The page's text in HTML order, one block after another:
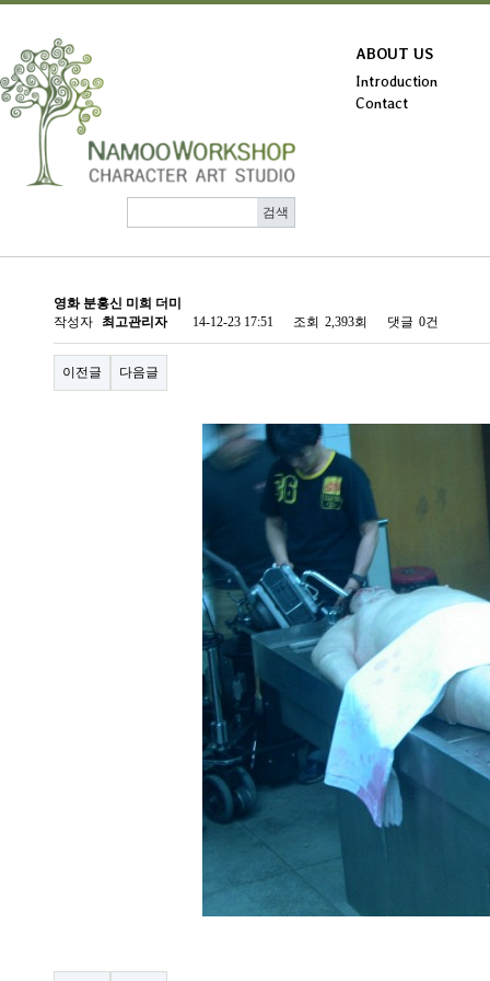
ABOUT US
Introduction
Contact
영화 분홍신 미희 더미
작성자
최고관리자 14-12-23 17:51 조회 2,393회 댓글 0건
이전글 다음글